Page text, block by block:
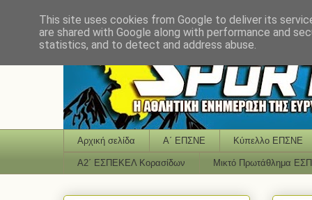
Αρχική σελίδα Α΄ ΕΠΣΝΕ Κύπελλο ΕΠΣΝΕ
Α2΄ ΕΣΠΕΚΕΛ Κορασίδων Μικτό Πρωτάθλημα
This site uses cookies from Google to deliver its
are shared with Google along with performance and
statistics, and to detect and address abuse.